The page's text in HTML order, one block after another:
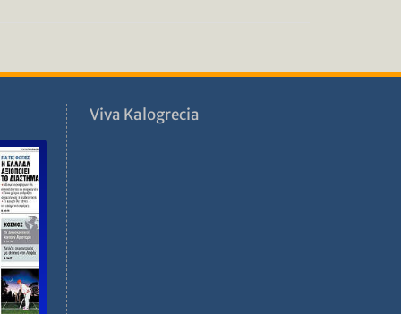
Viva Kalogrecia